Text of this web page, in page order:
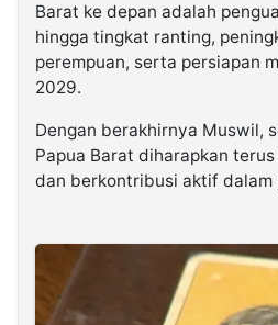
Barat ke depan adalah
hingga tingkat ranting,
perempuan, serta persiapan
2029.
Dengan berakhirnya Muswil,
Papua Barat diharapkan
dan berkontribusi aktif dalam